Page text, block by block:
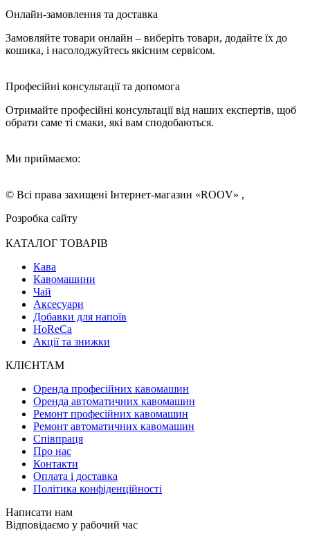
Онлайн-замовлення та доставка
Замовляйте товари онлайн – виберіть товари, додайте їх до
кошика, і насолоджуйтесь якісним сервісом.
Професійні консультації та допомога
Отримайте професійні консультації від наших експертів, щоб
обрати саме ті смаки, які вам сподобаються.
Ми приймаємо:
© Всі права захищені Інтернет-магазин «ROOV» ,
Розробка сайту
КАТАЛОГ ТОВАРІВ
Кава
Кавомашини
Чай
Аксесуари
Добавки для напоїв
HoReCa
Акції та знижки
КЛІЄНТАМ
Оренда професійних кавомашин
Оренда автоматичних кавомашин
Ремонт професійних кавомашин
Ремонт автоматичних кавомашин
Співпраця
Про нас
Контакти
Оплата і доставка
Політика конфіденційності
Написати нам
Відповідаємо у рабочий час